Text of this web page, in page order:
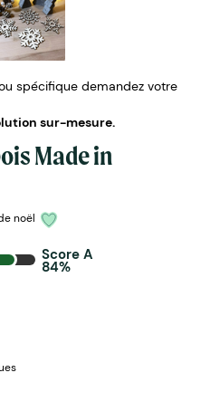
spécifique demandez votre
sur-mesure.
Made in
noël
Score A
84%